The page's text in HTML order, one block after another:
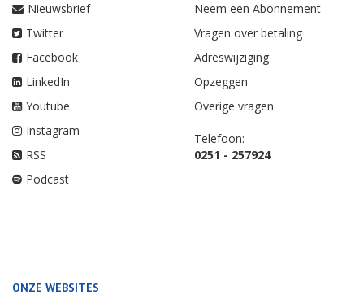
Nieuwsbrief
Twitter
Facebook
LinkedIn
Youtube
Instagram
RSS
Podcast
Neem een Abonnement
Vragen over betaling
Adreswijziging
Opzeggen
Overige vragen
Telefoon:
0251 - 257924
ONZE WEBSITES